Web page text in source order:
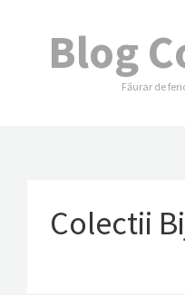
Blog
Făurar de
Colectii